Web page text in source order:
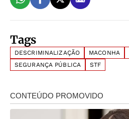
Tags
DESCRIMINALIZAÇÃO MACONHA
SEGURANÇA PÚBLICA
STF